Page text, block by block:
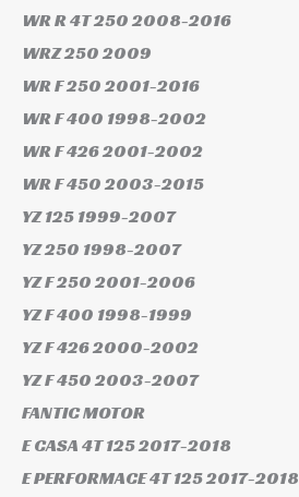
WR R 4T 2502008-2016
WRZ 2502009
WR F 2502001-2016
WR F 400 1998-2002
WR F 4262001-2002
WR F 4502003-2015
YZ 1251999-2007
YZ 250 1998-2007
YZ F 2502001-2006
YZ F 400 1998-1999
YZ F 4262000-2002
YZ F 4502003-2007
FANTIC MOTOR
E CASA 4T 1252017-2018
E PERFORMACE 4T 1252017-2018